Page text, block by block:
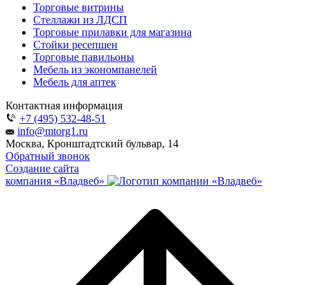
Торговые витрины
Стеллажи из ЛДСП
Торговые прилавки для магазина
Стойки ресепшен
Торговые павильоны
Мебель из экономпанелей
Мебель для аптек
Контактная информация
+7 (495) 532-48-51
info@mtorg1.ru
Москва, Кронштадтский бульвар, 14
Обратный звонок
Создание сайта
компания «Владвеб»